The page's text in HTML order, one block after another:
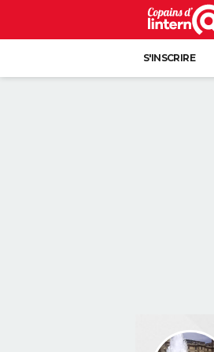
S'INSCRIRE